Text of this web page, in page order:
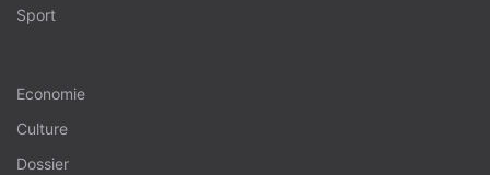
Sport
Economie
Culture
Dossier